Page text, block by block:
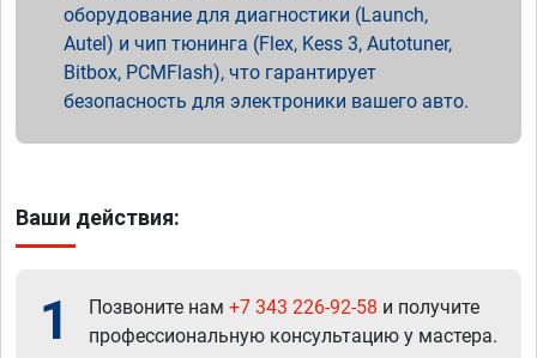
оборудование для диагностики (Launch,
Autel) и чип тюнинга (Flex, Kess 3, Autotuner,
Bitbox, PCMFlash), что гарантирует
безопасность для электроники вашего авто.
Ваши действия:
1 Позвоните нам +7 343 226-92-58 и получите
профессиональную консультацию у мастера.